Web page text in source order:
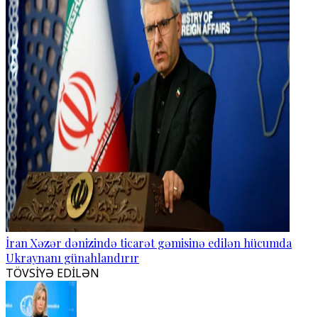
İran Xəzər dənizində ticarət gəmisinə edilən hücumda
Ukraynanı günahlandırır
TÖVSİYƏ EDİLƏN